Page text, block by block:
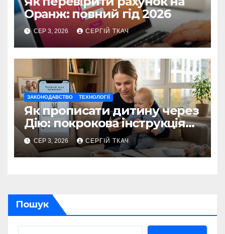
Оранж: повний гід 2026
СЕР 3, 2026 СЕРГІЙ ТКАЧ
ЗАКОНОДАВСТВО ТЕХНОЛОГІЇ
Як прописати дитину через
Дію: покрокова інструкція
2026
СЕР 3, 2026 СЕРГІЙ ТКАЧ
Пошук